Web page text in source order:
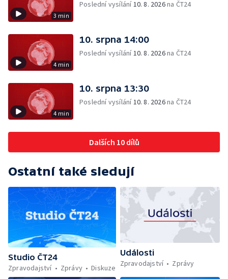
3 min
Poslední vysílání10. 8. 2026na ČT24
4 min
10. srpna 14:00
Poslední vysílání10. 8. 2026na ČT24
4 min
10. srpna 13:30
Poslední vysílání10. 8. 2026na ČT24
Dalších 10 dílů
Ostatní také sledují
Studio ČT24
Zpravodajství
Zprávy Diskuze
Události
Zpravodajství
Zprávy